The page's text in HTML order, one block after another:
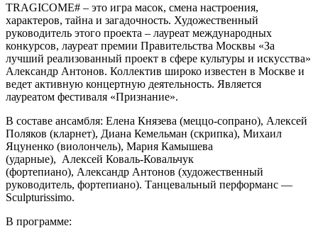
TRAGICOME# – это игра масок, смена настроения,
характеров, тайна и загадочность. Художественный
руководитель этого проекта – лауреат международных
конкурсов, лауреат премии Правительства Москвы «За
лучший реализованный проект в сфере культуры и искусства»
Александр Антонов. Коллектив широко известен в Москве и
ведет активную концертную деятельность. Является
лауреатом фестиваля «Признание».
В составе ансамбля: Елена Князева (меццо-сопрано), Алексей
Поляков (кларнет), Диана Кемельман (скрипка), Михаил
Яцуненко (виолончель), Мария Камышева
(ударные), Алексей Коваль-Ковальчук
(фортепиано), Александр Антонов (художественный
руководитель, фортепиано). Танцевальный перформанс —
Sculpturissimo.
В программе: